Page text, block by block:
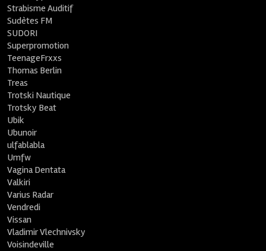
Strabisme Auditif
Sudètes FM
SUDORI
Superpromotion
TeenageFrxxs
Thomas Berlin
Treas
Trotski Nautique
Trotsky Beat
Ubik
Ubunoir
ulfablabla
Umfw
Vagina Dentata
Valkiri
Varius Radar
Vendredi
Vissan
Vladimir Vlechnivsky
Voisindeville